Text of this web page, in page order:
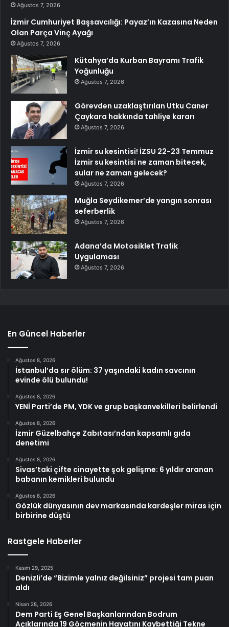
Ağustos 7, 2026
İzmir Cumhuriyet Başsavcılığı: Payaz’ın Kazasına Neden
Olan Parça Vinç Ayağı
Ağustos 7, 2026
Kütahya’da Kurban Bayramı Trafik
Yoğunluğu
Ağustos 7, 2026
Görevden uzaklaştırılan Utku Caner
Çaykara hakkında tahliye kararı
Ağustos 7, 2026
İzmir su kesintisi! İZSU 22-23 Temmuz
İzmir su kesintisi ne zaman bitecek,
sular ne zaman gelecek?
Ağustos 7, 2026
Muğla Seydikemer’de yangın sonrası
seferberlik
Ağustos 7, 2026
Adana’da Motosiklet Trafik
Uygulaması
Ağustos 7, 2026
En Güncel Haberler
Ağustos 8, 2026
İstanbul’da sır ölüm: 37 yaşındaki kadın savcının
evinde ölü bulundu!
Ağustos 8, 2026
YENİ Parti’de PM, YDK ve grup başkanvekilleri belirlendi
Ağustos 8, 2026
İzmir Güzelbahçe Zabıtası’ndan kapsamlı gıda
denetimi
Ağustos 8, 2026
Sivas’taki çifte cinayette şok gelişme: 6 yıldır aranan
babanın kemikleri bulundu
Ağustos 8, 2026
Gözlük dünyasının dev markasında kardeşler miras için
birbirine düştü
Rastgele Haberler
Kasım 29, 2025
Denizli’de “Bizimle yalnız değilsiniz” projesi tam puan
aldı
Nisan 28, 2026
Dem Parti Eş Genel Başkanlarından Bodrum
Açıklarında 19 Göçmenin Hayatını Kaybettiği Tekne